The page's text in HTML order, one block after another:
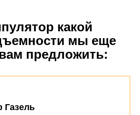
какой
мы еще
предложить:
Газель